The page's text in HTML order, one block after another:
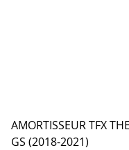
AMORTISSEUR TFX
GS (2018-2021)